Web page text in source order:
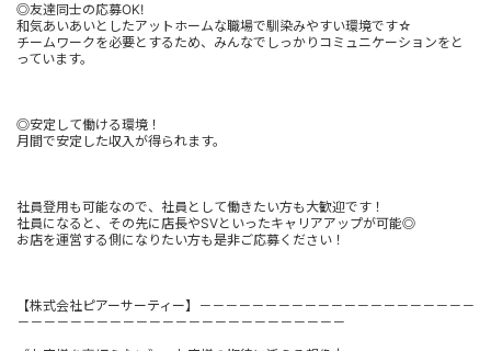
◎友達同士の応募OK!
和気あいあいとしたアットホームな職場で馴染みやすい環境です☆
チームワークを必要とするため、みんなでしっかりコミュニケーションをと
っています。
◎安定して働ける環境！
月間で安定した収入が得られます。
社員登用も可能なので、社員として働きたい方も大歓迎です！
社員になると、その先に店長やSVといったキャリアアップが可能◎
お店を運営する側になりたい方も是非ご応募ください！
【株式会社ピアーサーティー】－－－－－－－－－－－－－－－－－－－－－
－－－－－－－－－－－－－－－－－－－－－－－－－